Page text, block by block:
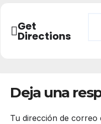
Get
Directions
Deja una
Tu dirección de